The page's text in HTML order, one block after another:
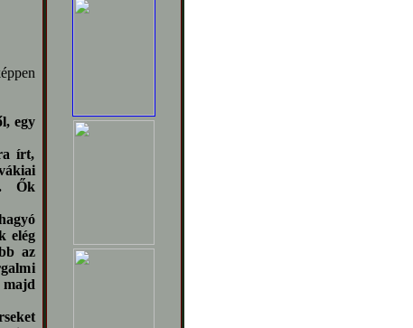
egy
írt,
Ők
elég
az